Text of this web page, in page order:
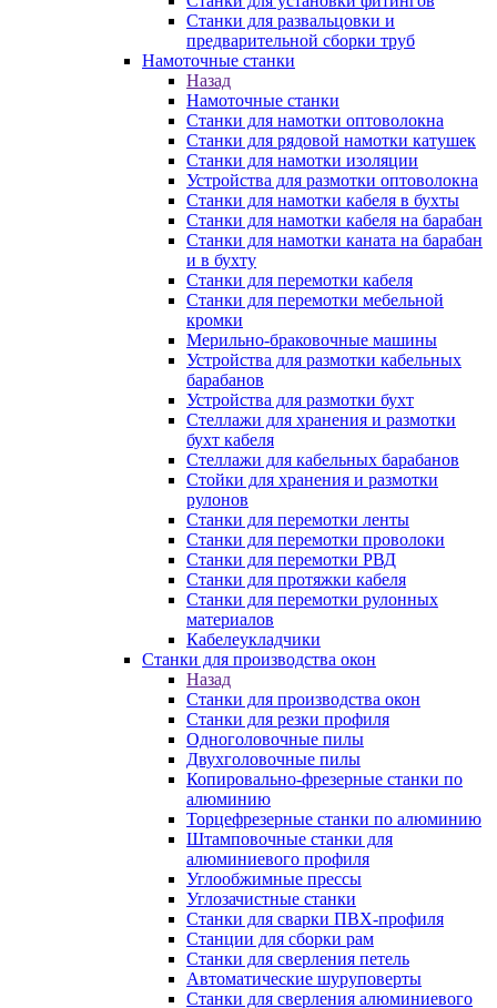
Станки для развальцовки и
предварительной сборки труб
Намоточные станки
Назад
Намоточные станки
Станки для намотки оптоволокна
Станки для рядовой намотки катушек
Станки для намотки изоляции
Устройства для размотки оптоволокна
Станки для намотки кабеля в бухты
Станки для намотки кабеля на барабан
Станки для намотки каната на барабан
и в бухту
Станки для перемотки кабеля
Станки для перемотки мебельной
кромки
Мерильно-браковочные машины
Устройства для размотки кабельных
барабанов
Устройства для размотки бухт
Стеллажи для хранения и размотки
бухт кабеля
Стеллажи для кабельных барабанов
Стойки для хранения и размотки
рулонов
Станки для перемотки ленты
Станки для перемотки проволоки
Станки для перемотки РВД
Станки для протяжки кабеля
Станки для перемотки рулонных
материалов
Кабелеукладчики
Станки для производства окон
Назад
Станки для производства окон
Станки для резки профиля
Одноголовочные пилы
Двухголовочные пилы
Копировально-фрезерные станки по
алюминию
Торцефрезерные станки по алюминию
Штамповочные станки для
алюминиевого профиля
Углообжимные прессы
Углозачистные станки
Станки для сварки ПВХ-профиля
Станции для сборки рам
Станки для сверления петель
Автоматические шуруповерты
Станки для сверления алюминиевого